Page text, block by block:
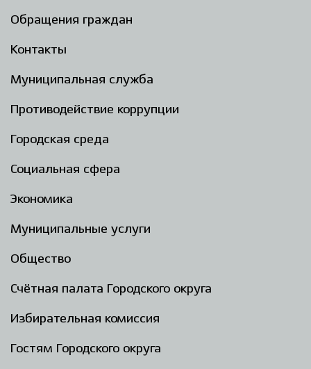
Обращения граждан
Контакты
Муниципальная служба
Противодействие коррупции
Городская среда
Социальная сфера
Экономика
Муниципальные услуги
Общество
Счётная палата Городского округа
Избирательная комиссия
Гостям Городского округа